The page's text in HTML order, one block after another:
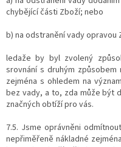
chybějící části Zboží; nebo
b) na odstranění vady opravou
ledaže by byl zvolený
srovnání s druhým
zejména s ohledem na
bez vady, a to, zda může být
značných obtíží pro vás.
7.5. Jsme oprávněni
nepřiměřeně nákladné